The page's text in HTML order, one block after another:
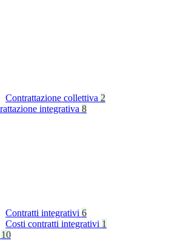
Contrattazione collettiva 2
integrativa 8
Contratti integrativi 6
Costi contratti integrativi 1
10